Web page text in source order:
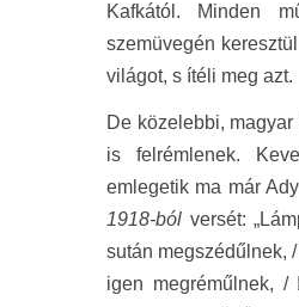
Kafkától. Minden
szemüvegén
világot, s ítéli meg azt.
De közelebbi,
is felrémlenek.
emlegetik ma már Ady
1918-ból versét:
sután megszédűlnek,
igen megréműlnek, /